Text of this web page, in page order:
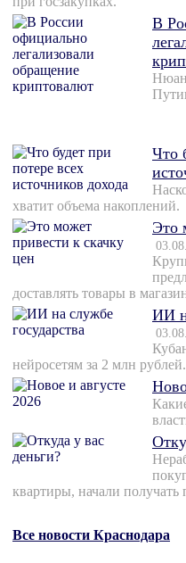
В
Что
хватит объема накоплений.
Это
доставлять товары в
ИИ
нейросетям за 2 млн рублей.
квартиры, начали получать
Все новости Краснодара